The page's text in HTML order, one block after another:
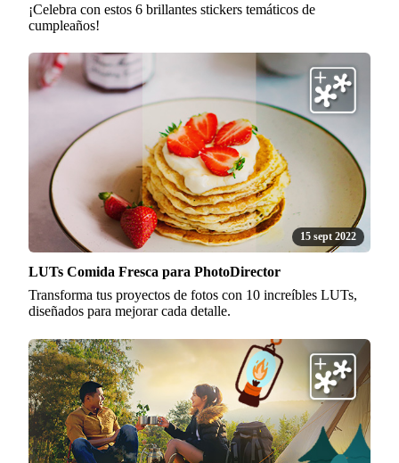
¡Celebra con estos 6 brillantes stickers temáticos de
cumpleaños!
15 sept 2022
LUTs Comida Fresca para PhotoDirector
Transforma tus proyectos de fotos con 10 increíbles LUTs,
diseñados para mejorar cada detalle.